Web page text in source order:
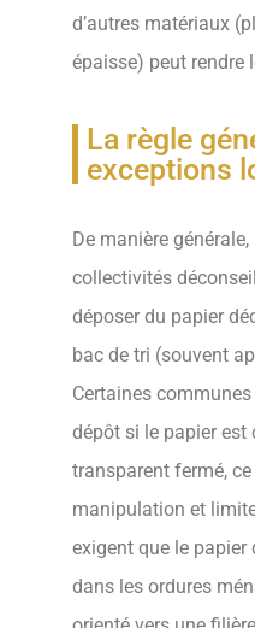
d’autres matériaux
épaisse) peut rendre
La règle
exceptions
De manière
collectivités
déposer du papier
bac de tri (souvent
Certaines
dépôt si le papier
transparent fermé,
manipulation et
exigent que le
dans les ordures